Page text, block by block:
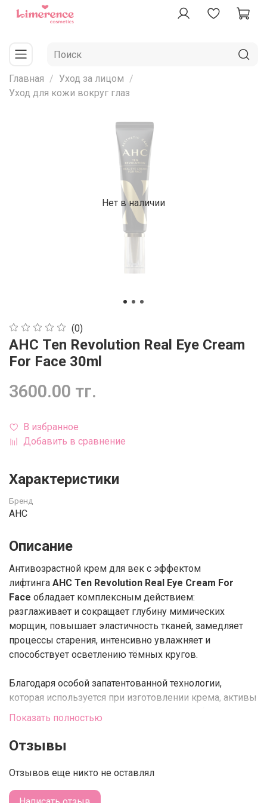
Главная
Уход за лицом
Уход для кожи вокруг глаз
Нет в наличии
(0)
AHC Ten Revolution Real Eye Cream
For Face 30ml
3600.00 тг.
В избранное
Добавить в сравнение
Характеристики
Бренд
AHC
Описание
Антивозрастной крем для век с эффектом
лифтинга AHC Ten Revolution Real Eye Cream For
Face обладает комплексным действием:
разглаживает и сокращает глубину мимических
морщин, повышает эластичность тканей, замедляет
процессы старения, интенсивно увлажняет и
способствует осветлению тёмных кругов.
Благодаря особой запатентованной технологии,
которая используется при изготовлении крема, активы
средства способны проникать в более глубокие слои
эффективность его действия.
Крем выполнен на безводной основе, где воду
только эффективно восстанавливает повреждённые
Показать полностью
Отзывы
Отзывов еще никто не оставлял